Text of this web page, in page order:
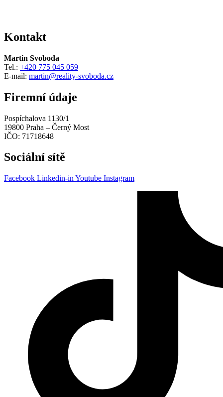
Kontakt
Martin Svoboda
Tel.: +420 775 045 059
E-mail: martin@reality-svoboda.cz
Firemní údaje
Pospíchalova 1130/1
19800 Praha – Černý Most
IČO: 71718648
Sociální sítě
Facebook Linkedin-in Youtube Instagram